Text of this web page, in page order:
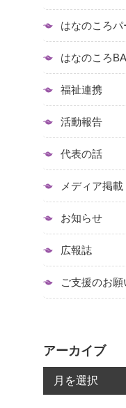
はなのころパ
はなのころ
福祉連携
活動報告
代表の話
メディア掲載
お知らせ
広報誌
ご支援のお願
アーカイブ